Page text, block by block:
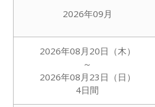
2026年09月
2026年08月20日（木）
～
2026年08月23日（日）
4日間